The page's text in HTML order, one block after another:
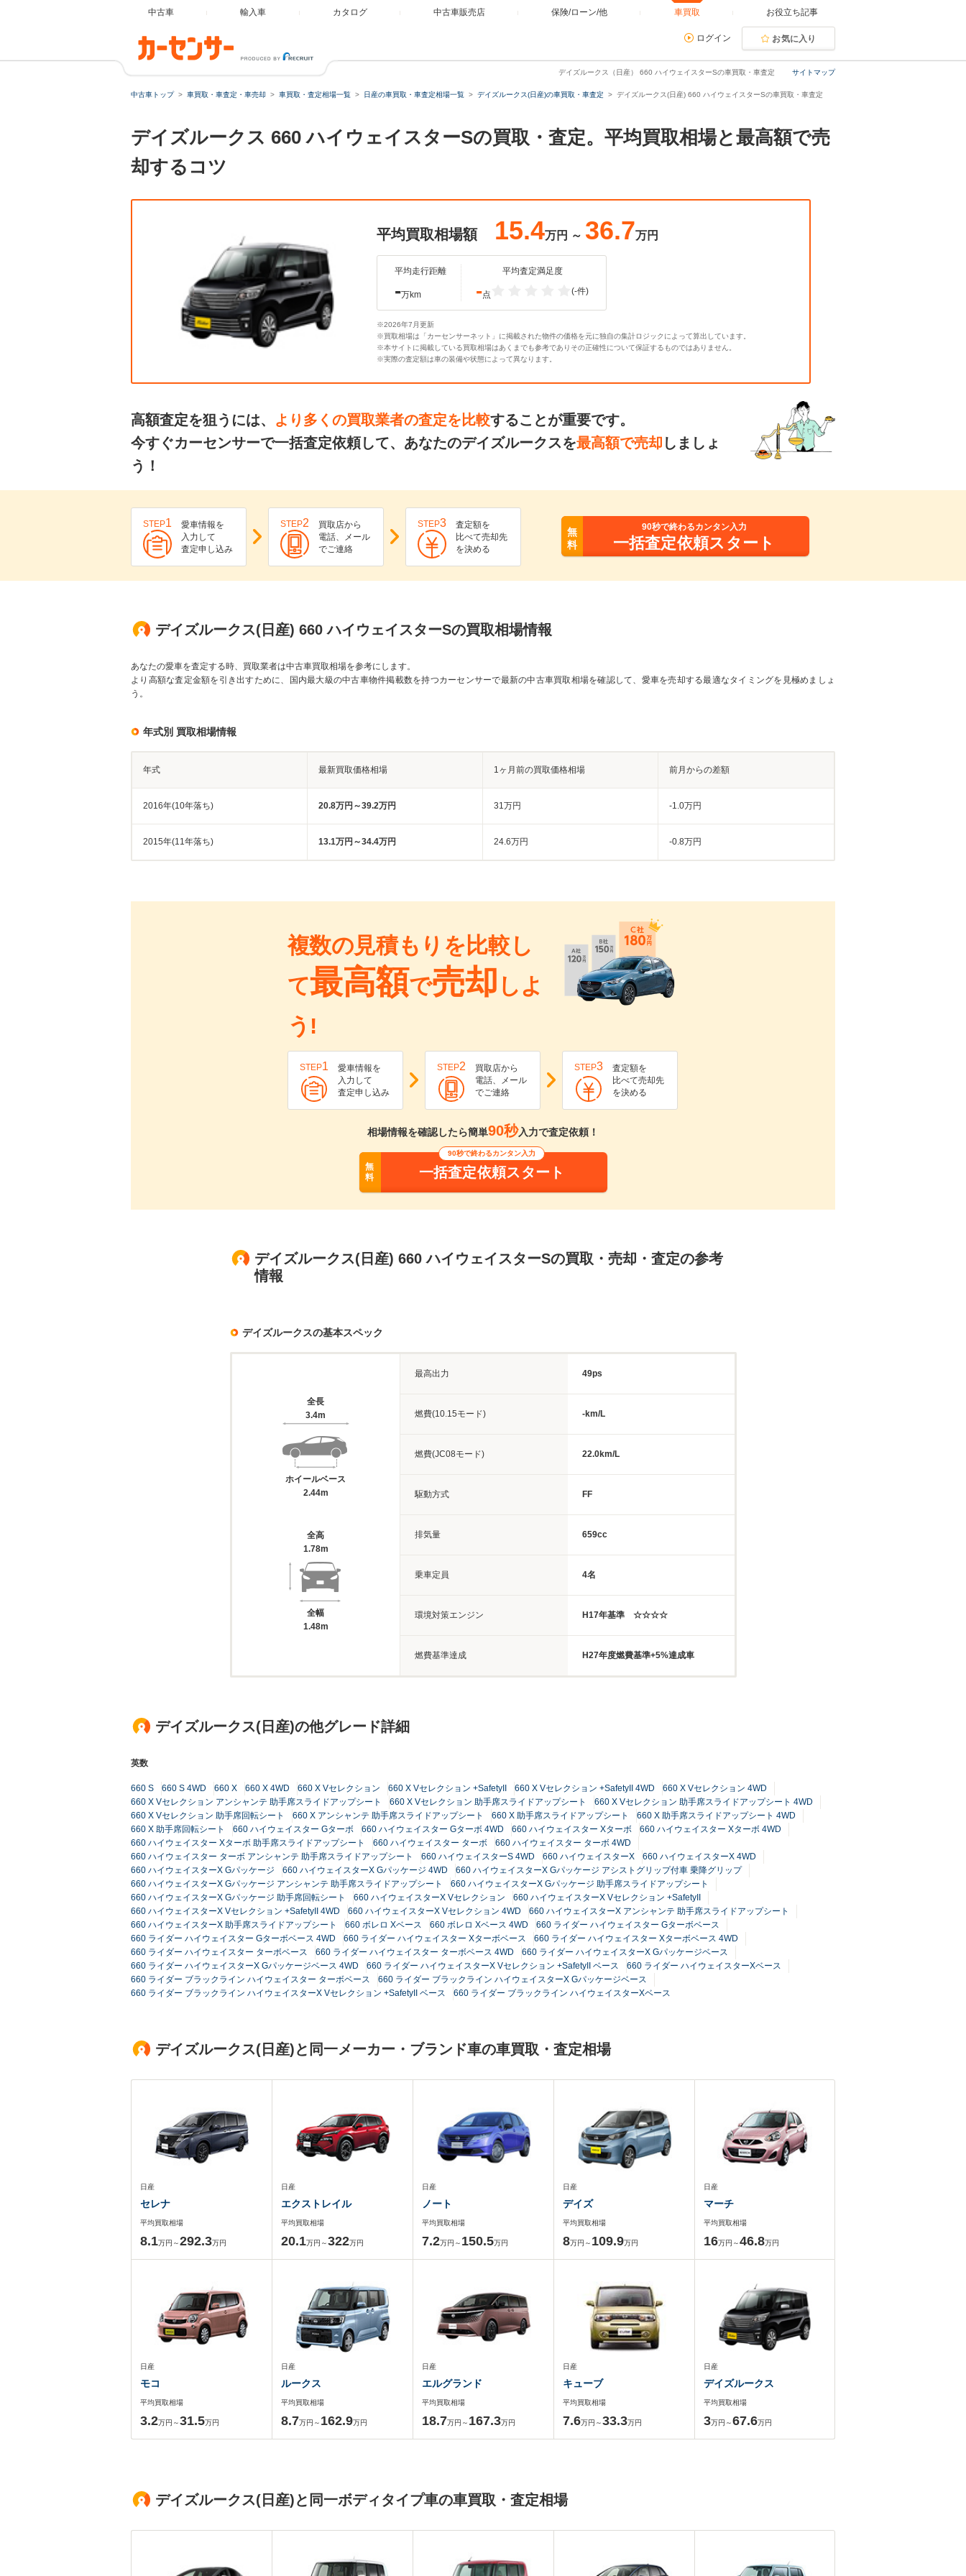
中古車 輸入車 カタログ 中古車販売店 保険/ローン/他 車買取 お役立ち記事
ログイン お気に入り
サイトマップ
デイズルークス（日産） 660 ハイウェイスターSの車買取・車査定
中古車トップ 車買取・車査定・車売却 車買取・査定相場一覧 日産の車買取・車査定相場一覧 デイズルークス(日産)の車買取・車査定 デイズルークス(日産) 660 ハイウェイスターSの車買取・車査定
デイズルークス 660 ハイウェイスターSの買取・査定。平均買取相場と最高額で売
却するコツ
平均買取相場額 15.4万円 ～ 36.7万円
平均走行距離
-万km
平均査定満足度
-点 (-件)
※2026年7月更新
※買取相場は「カーセンサーネット」に掲載された物件の価格を元に独自の集計ロジックによって算出しています。
※本サイトに掲載している買取相場はあくまでも参考でありその正確性について保証するものではありません。
※実際の査定額は車の装備や状態によって異なります。
高額査定を狙うには、 より多くの買取業者の査定を比較することが重要です。
今すぐカーセンサーで一括査定依頼して、あなたのデイズルークスを最高額で売却 しましょ
う！
STEP1
愛車情報を
入力して
査定申し込み
STEP2
買取店から
電話、メール
でご連絡
STEP3
査定額を
比べて売却先
を決める
無
料
90秒で終わるカンタン入力
一括査定依頼スタート
デイズルークス(日産) 660 ハイウェイスターSの買取相場情報
あなたの愛車を査定する時、買取業者は中古車買取相場を参考にします。
より高額な査定金額を引き出すために、国内最大級の中古車物件掲載数を持つカーセンサーで最新の中古車買取相場を確認して、愛車を売却する最適なタイミングを見極めましょ
う。
年式別 買取相場情報
年式 最新買取価格相場 1ヶ月前の買取価格相場 前月からの差額
2016年(10年落ち) 20.8万円～39.2万円 31万円 -1.0万円
2015年(11年落ち) 13.1万円～34.4万円 24.6万円 -0.8万円
複数の見積もりを比較し
て最高額で売却 しよ
う!
STEP1
愛車情報を
入力して
査定申し込み
STEP2
買取店から
電話、メール
でご連絡
STEP3
査定額を
比べて売却先
を決める
相場情報を確認したら簡単90秒入力で査定依頼！
無
料
90秒で終わるカンタン入力
一括査定依頼スタート
デイズルークス(日産) 660 ハイウェイスターSの買取・売却・査定の参考
情報
デイズルークスの基本スペック
全長
3.4m
ホイールベース
2.44m
全高
1.78m
全幅
1.48m
最高出力 49ps
燃費(10.15モード) -km/L
燃費(JC08モード) 22.0km/L
駆動方式 FF
排気量 659cc
乗車定員 4名
環境対策エンジン H17年基準 ☆☆☆☆
燃費基準達成 H27年度燃費基準+5%達成車
デイズルークス(日産)の他グレード詳細
英数
660 S 660 S 4WD 660 X 660 X 4WD 660 X Vセレクション 660 X Vセレクション +SafetyII 660 X Vセレクション +SafetyII 4WD
660 X Vセレクション 4WD
660 X Vセレクション アンシャンテ 助手席スライドアップシート
660 X Vセレクション 助手席スライドアップシート
660 X Vセレクション 助手席スライドアップシート 4WD
660 X Vセレクション 助手席回転シート
660 X アンシャンテ 助手席スライドアップシート 660 X 助手席スライドアップシート
660 X 助手席スライドアップシート 4WD
660 X 助手席回転シート
660 ハイウェイスター Gターボ 660 ハイウェイスター Gターボ 4WD 660 ハイウェイスター Xターボ
660 ハイウェイスター Xターボ 4WD
660 ハイウェイスター Xターボ 助手席スライドアップシート
660 ハイウェイスター ターボ
660 ハイウェイスター ターボ 4WD
660 ハイウェイスター ターボ アンシャンテ 助手席スライドアップシート
660 ハイウェイスターS 4WD 660 ハイウェイスターX
660 ハイウェイスターX 4WD
660 ハイウェイスターX Gパッケージ
660 ハイウェイスターX Gパッケージ 4WD
660 ハイウェイスターX Gパッケージ アシストグリップ付車 乗降グリップ
660 ハイウェイスターX Gパッケージ アンシャンテ 助手席スライドアップシート
660 ハイウェイスターX Gパッケージ 助手席スライドアップシート
660 ハイウェイスターX Gパッケージ 助手席回転シート
660 ハイウェイスターX Vセレクション
660 ハイウェイスターX Vセレクション +SafetyII
660 ハイウェイスターX Vセレクション +SafetyII 4WD
660 ハイウェイスターX Vセレクション 4WD
660 ハイウェイスターX アンシャンテ 助手席スライドアップシート
660 ハイウェイスターX 助手席スライドアップシート
660 ボレロ Xベース 660 ボレロ Xベース 4WD
660 ライダー ハイウェイスター Gターボベース
660 ライダー ハイウェイスター Gターボベース 4WD
660 ライダー ハイウェイスター Xターボベース
660 ライダー ハイウェイスター Xターボベース 4WD
660 ライダー ハイウェイスター ターボベース
660 ライダー ハイウェイスター ターボベース 4WD
660 ライダー ハイウェイスターX Gパッケージベース
660 ライダー ハイウェイスターX Gパッケージベース 4WD
660 ライダー ハイウェイスターX Vセレクション +SafetyII ベース
660 ライダー ハイウェイスターXベース
660 ライダー ブラックライン ハイウェイスター ターボベース
660 ライダー ブラックライン ハイウェイスターX Gパッケージベース
660 ライダー ブラックライン ハイウェイスターX Vセレクション +SafetyII ベース
660 ライダー ブラックライン ハイウェイスターXベース
デイズルークス(日産)と同一メーカー・ブランド車の車買取・査定相場
日産
セレナ
平均買取相場
8.1万円～292.3万円
日産
エクストレイル
平均買取相場
20.1万円～322万円
日産
ノート
平均買取相場
7.2万円～ 150.5万円
日産
デイズ
平均買取相場
8万円～ 109.9万円
日産
マーチ
平均買取相場
16万円～46.8万円
日産
モコ
平均買取相場
3.2万円～31.5万円
日産
ルークス
平均買取相場
8.7万円～ 162.9万円
日産
エルグランド
平均買取相場
18.7万円～ 167.3万円
日産
キューブ
平均買取相場
7.6万円～33.3万円
日産
デイズルークス
平均買取相場
3万円～67.6万円
デイズルークス(日産)と同一ボディタイプ車の車買取・査定相場